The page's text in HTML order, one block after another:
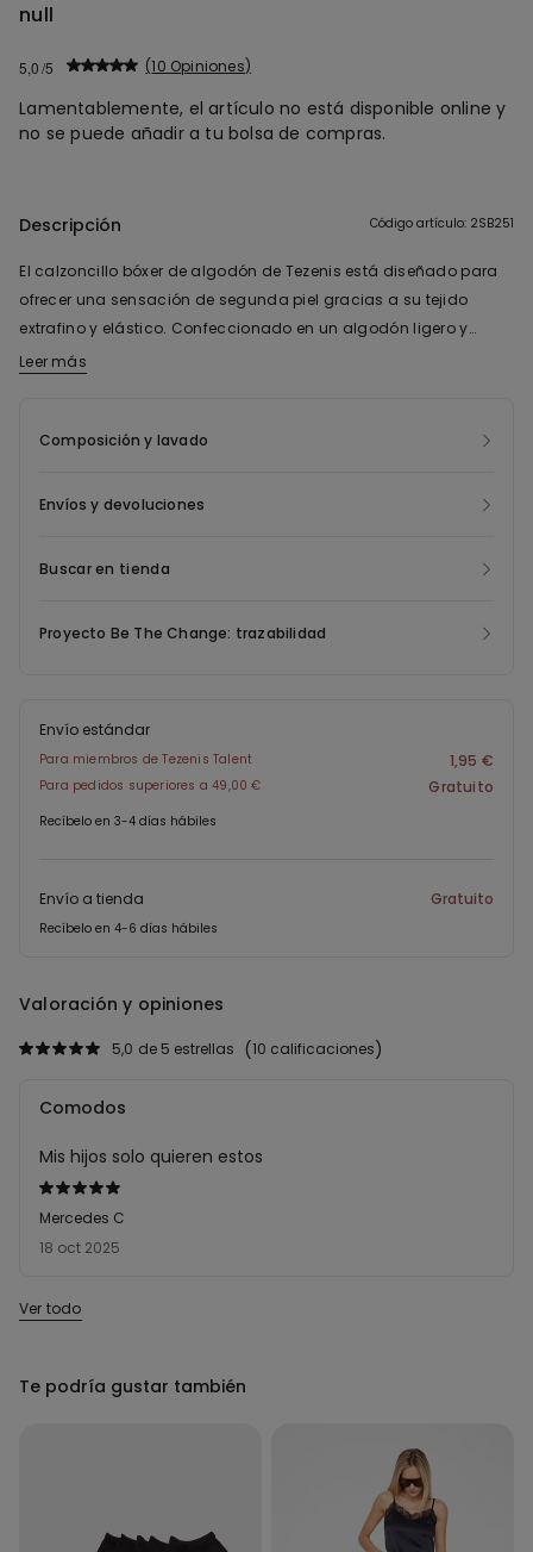
null
5,0 10 Opiniones
Lamentablemente, el artículo no está disponible online y
no se puede añadir a tu bolsa de compras.
Descripción Código artículo: 2SB251
El calzoncillo bóxer de algodón de Tezenis está diseñado para
ofrecer una sensación de segunda piel gracias a su tejido
extrafino y elástico. Confeccionado en un algodón ligero y
transpirable, proporciona frescura y comodidad durante todo el
para caballero con algodón ofrece el soporte y la cobertura
interior está disponible en tallas de S a XXL y en colores neutros
Leer más
Composición y lavado
Envíos y devoluciones
Buscar en tienda
Proyecto Be The Change: trazabilidad
Envío estándar
Para miembros de Tezenis Talent 1,95 €
Para pedidos superiores a 49,00 € Gratuito
Recíbelo en 3-4 días hábiles
Envío a tienda Gratuito
Recíbelo en 4-6 días hábiles
Valoración y opiniones
10 calificaciones
5,0 de 5 estrellas
Calificación
de
5
18 oct 2025
Mercedes C
Comodos
Mis hijos solo quieren estos
Ver todo
Te podría gustar también